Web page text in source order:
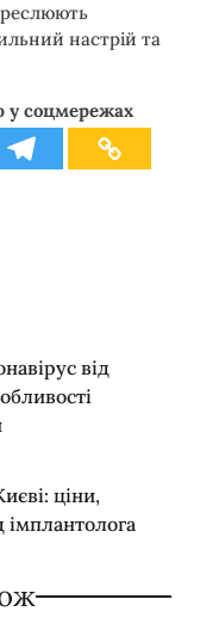
настрій та
у соцмережах
від
ціни,
імплантолога